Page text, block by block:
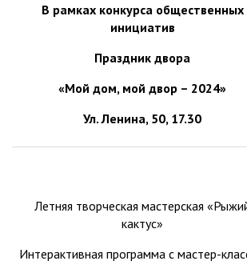
В рамках конкурса общественных
инициатив
Праздник двора
«Мой дом, мой двор – 2024»
Ул. Ленина, 50, 17.30
Летняя творческая мастерская
кактус»
Интерактивная программа с мастер-